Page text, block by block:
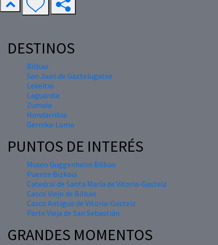
DESTINOS
Bilbao
San Juan de Gaztelugatxe
Lekeitio
Laguardia
Zumaia
Hondarribia
Gernika-Lumo
PUNTOS DE INTERÉS
Museo Guggenheim Bilbao
Puente Bizkaia
Catedral de Santa María de Vitoria-Gasteiz
Casco Viejo de Bilbao
Casco Antiguo de Vitoria-Gasteiz
Parte Vieja de San Sebastián
GRANDES MOMENTOS